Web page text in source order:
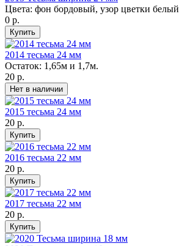
Цвета: фон бордовый, узор цветки белый
0 р.
2014 тесьма 24 мм
Остаток: 1,65м и 1,7м.
20 р.
2015 тесьма 24 мм
20 р.
2016 тесьма 22 мм
20 р.
2017 тесьма 22 мм
20 р.